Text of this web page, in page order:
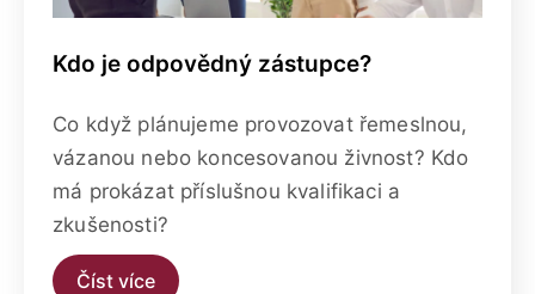
Kdo je odpovědný zástupce?
Co když plánujeme provozovat řemeslnou,
vázanou nebo koncesovanou živnost? Kdo
má prokázat příslušnou kvalifikaci a
zkušenosti?
Číst více